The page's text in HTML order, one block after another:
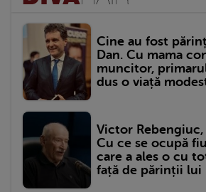
Cine au fost
Dan. Cu mama
muncitor,
dus o viață
Victor
Cu ce se ocupă
care a ales o cu
față de părinții lui